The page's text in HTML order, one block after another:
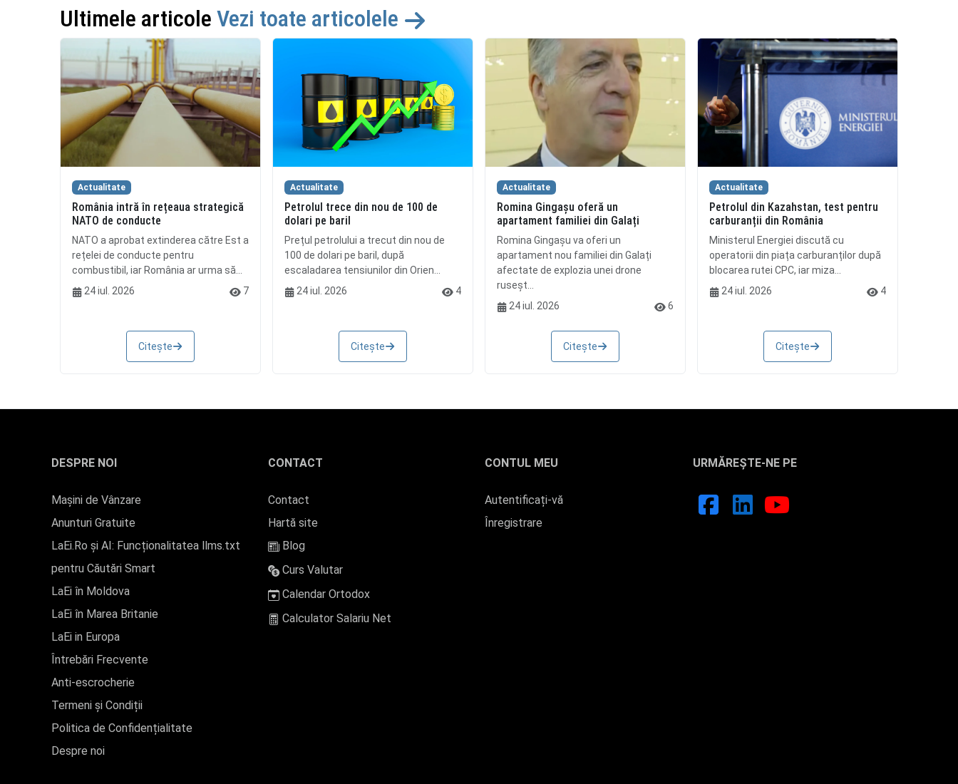
Ultimele articole Vezi toate articolele
Actualitate
România intră în rețeaua strategică
NATO de conducte
NATO a aprobat extinderea către Est a
rețelei de conducte pentru
combustibil, iar România ar urma să...
24 iul. 2026
7
Citește
Actualitate
Petrolul trece din nou de 100 de
dolari pe baril
Prețul petrolului a trecut din nou de
100 de dolari pe baril, după
escaladarea tensiunilor din Orien...
24 iul. 2026
4
Citește
Actualitate
Romina Gingașu oferă un
apartament familiei din Galați
Romina Gingașu va oferi un
apartament nou familiei din Galați
afectate de explozia unei drone
ruseșt...
24 iul. 2026
6
Citește
Actualitate
Petrolul din Kazahstan, test pentru
carburanții din România
Ministerul Energiei discută cu
operatorii din piața carburanților după
blocarea rutei CPC, iar miza...
24 iul. 2026
4
Citește
DESPRE NOI
Mașini de Vânzare
Anunturi Gratuite
LaEi.Ro și AI: Funcționalitatea llms.txt
pentru Căutări Smart
LaEi în Moldova
LaEi în Marea Britanie
LaEi in Europa
Întrebări Frecvente
Anti-escrocherie
Termeni și Condiții
Politica de Confidențialitate
Despre noi
CONTACT
Contact
Hartă site
Blog
Curs Valutar
Calendar Ortodox
Calculator Salariu Net
CONTUL MEU
Autentificați-vă
Înregistrare
URMĂREȘTE-NE PE